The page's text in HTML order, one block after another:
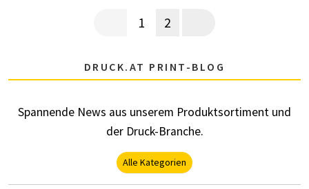
Seitennummerierung
Vorherige Seite
Aktuelle Seite
1 Page
2
DRUCK.AT PRINT-BLOG
Spannende News aus unserem Produktsortiment und
der Druck-Branche.
Alle Kategorien